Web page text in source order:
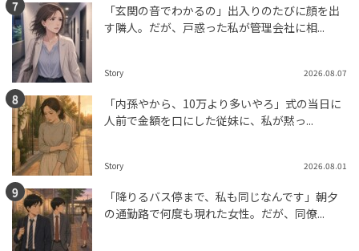
「玄関の音でわかるの」出入りのたびに顔を出
す隣人。だが、戸惑った私が管理会社に相...
Story 2026.08.07
「内孫やから、10万より多いやろ」式の当日に
人前で金額を口にした従妹に、私が黙っ...
Story 2026.08.01
「降りるバス停まで、私も同じなんです」朝夕
の通勤路で何度も現れた女性。だが、同僚...